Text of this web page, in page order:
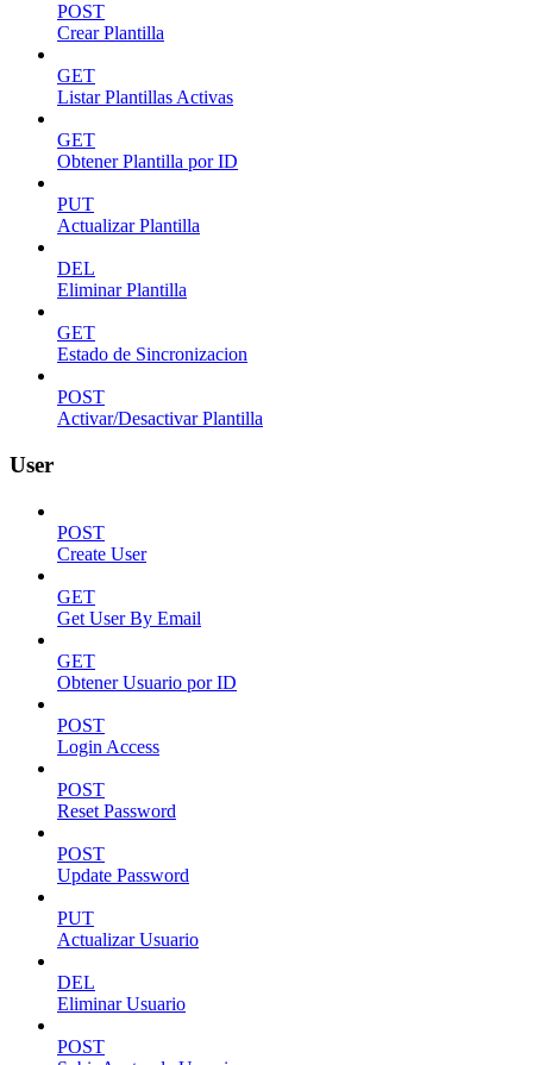
POST
Crear Plantilla
GET
Listar Plantillas Activas
GET
Obtener Plantilla por ID
PUT
Actualizar Plantilla
DEL
Eliminar Plantilla
GET
Estado de Sincronizacion
POST
Activar/Desactivar Plantilla
User
POST
Create User
GET
Get User By Email
GET
Obtener Usuario por ID
POST
Login Access
POST
Reset Password
POST
Update Password
PUT
Actualizar Usuario
DEL
Eliminar Usuario
POST